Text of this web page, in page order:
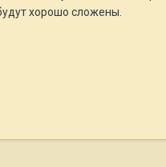
хорошо сложены.